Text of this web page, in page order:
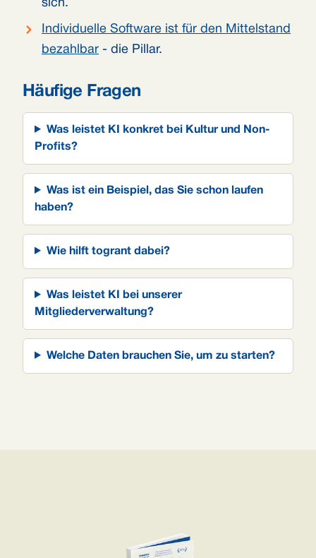
sich.
Individuelle Software ist für den Mittelstand
bezahlbar - die Pillar.
Häufige Fragen
Was leistet KI konkret bei Kultur und Non-
Profits?
Was ist ein Beispiel, das Sie schon laufen
haben?
Wie hilft togrant dabei?
Was leistet KI bei unserer
Mitgliederverwaltung?
Welche Daten brauchen Sie, um zu starten?